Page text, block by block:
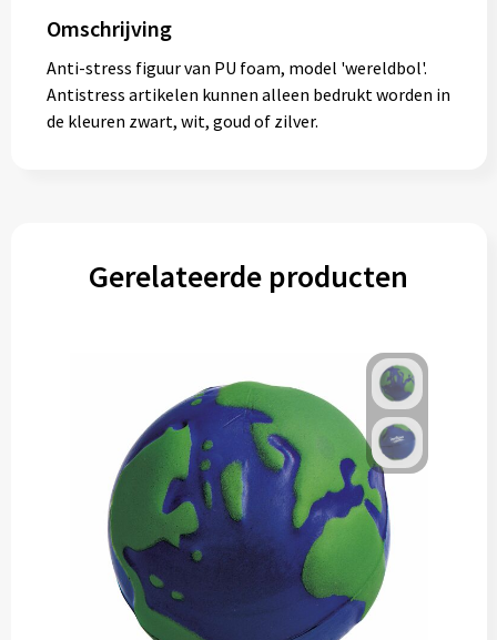
Omschrijving
Anti-stress figuur van PU foam, model 'wereldbol'.
Antistress artikelen kunnen alleen bedrukt worden in
de kleuren zwart, wit, goud of zilver.
Gerelateerde producten